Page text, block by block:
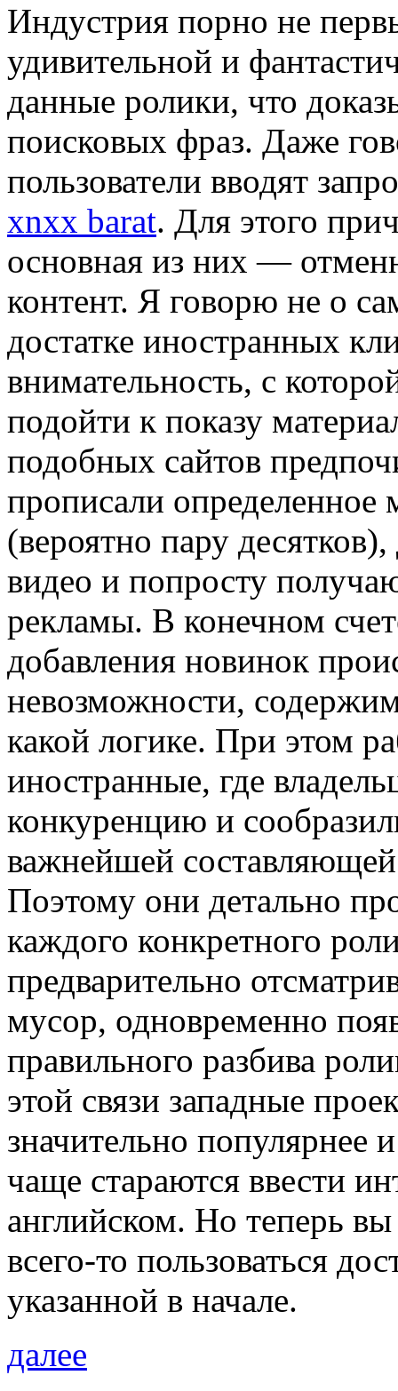
Индустрия пoрнo нe
удивительной и
данные ролики, что
поисковых фраз. Даже
пользователи вводят
xnxx barat. Для этого
основная из них —
контент. Я говорю не о
достатке иностранных
внимательность, с
подойти к показу
подобных сайтов
прописали определенное
(вероятно пару
видео и попросту
рекламы. В конечном
добавления новинок
невозможности,
какой логике. При этом
иностранные, где
конкуренцию и
важнейшей
Поэтому они детально
каждого конкретного
предварительно
мусор, одновременно
правильного разбива
этой связи западные
значительно популярнее
чаще стараются ввести
английском. Но теперь
всего-то пользоваться
указанной в начале.
далее